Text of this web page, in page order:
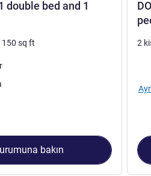
double bed and 1
150 sq ft
bakın
2